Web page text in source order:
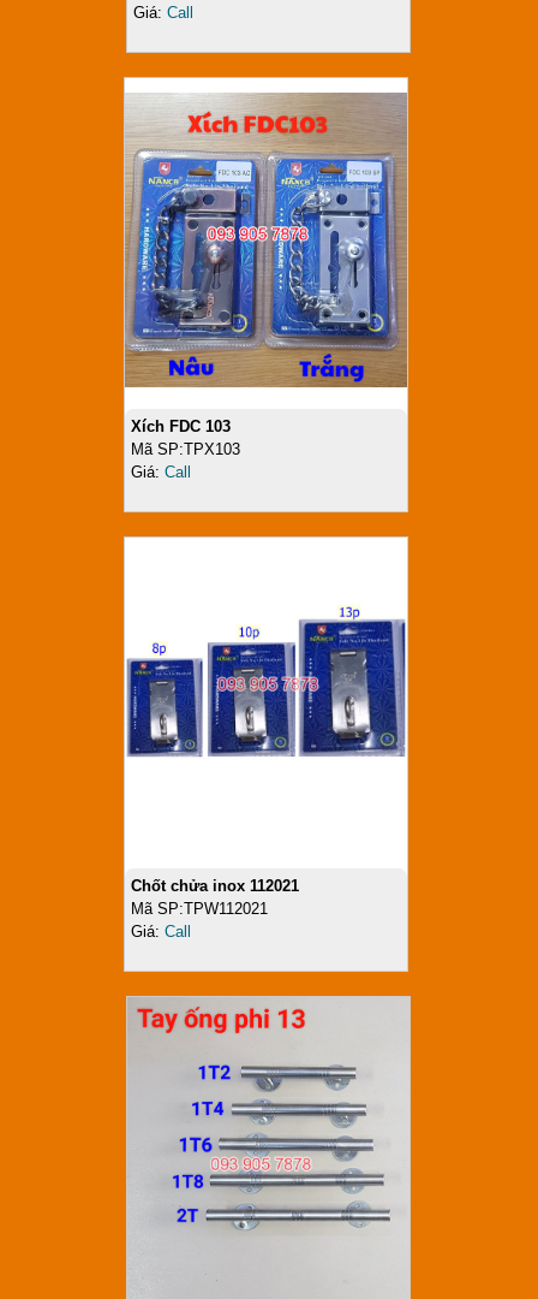
Giá:Call
Xích FDC 103
Mã SP:TPX103
Giá: Call
Chốt chửa inox 112021
Mã SP:TPW112021
Giá: Call